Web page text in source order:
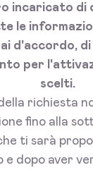
incaricato
le
d'accordo,
per
scelti.
richiesta
fino alla
ti sarà
e dopo aver